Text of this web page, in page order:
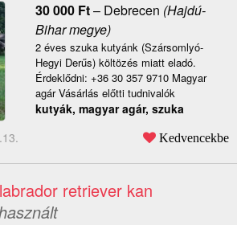
30 000 Ft– Debrecen (Hajdú-
Bihar megye)
2 éves szuka kutyánk (Szársomlyó-
Hegyi Derűs) költözés miatt eladó.
Érdeklődni: +36 30 357 9710 Magyar
agár Vásárlás előtti tudnivalók
kutyák, magyar agár, szuka
Kedvencekbe
retriever kan